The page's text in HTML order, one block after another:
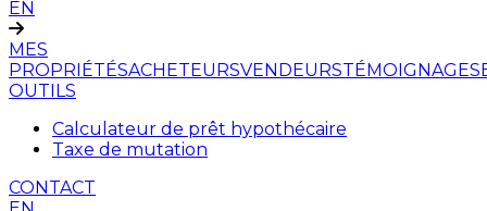
EN
MES
PROPRIÉTÉSACHETEURSVENDEURSTÉMOIGNAGES
OUTILS
Calculateur de prêt hypothécaire
Taxe de mutation
CONTACT